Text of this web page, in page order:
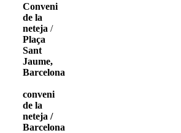
Conveni
de la
neteja /
Plaça
Sant
Jaume,
Barcelona
conveni
de la
neteja /
Barcelona